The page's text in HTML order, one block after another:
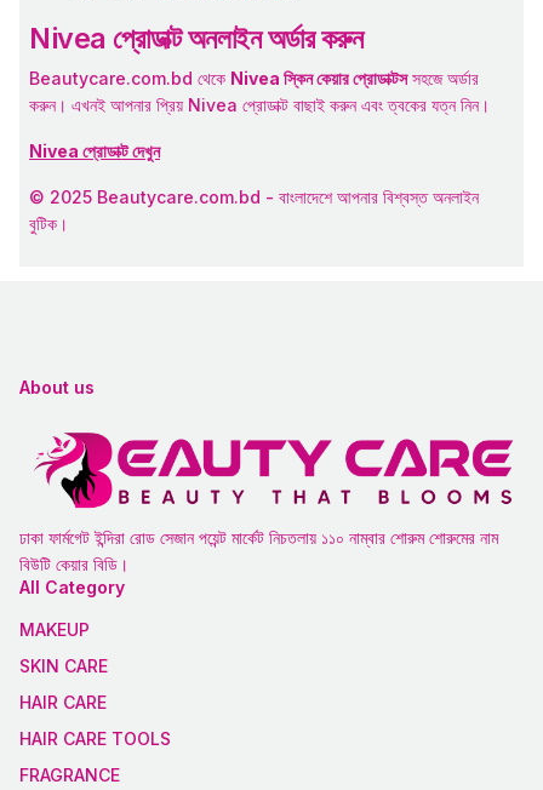
Nivea প্রোডাক্ট অনলাইন অর্ডার করুন
Beautycare.com.bd থেকে Nivea স্কিন কেয়ার প্রোডাক্টসসহজে অর্ডার
করুন। এখনই আপনার প্রিয় Nivea প্রোডাক্ট বাছাই করুন এবং ত্বকের যত্ন নিন।
Nivea প্রোডাক্ট দেখুন
© 2025 Beautycare.com.bd - বাংলাদেশে আপনার বিশ্বস্ত অনলাইন
বুটিক।
About us
ঢাকা ফার্মগেট ইন্দিরা রোড সেজান পয়েন্ট মার্কেট নিচতলায় ১১০ নাম্বার শোরুম শোরুমের নাম
বিউটি কেয়ার বিডি।
All Category
MAKEUP
SKIN CARE
HAIR CARE
HAIR CARE TOOLS
FRAGRANCE